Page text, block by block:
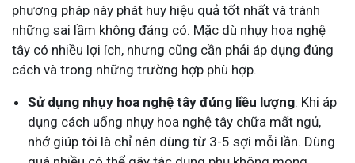
phương pháp này phát huy hiệu quả tốt nhất và tránh
những sai lầm không đáng có. Mặc dù nhụy hoa nghệ
tây có nhiều lợi ích, nhưng cũng cần phải áp dụng đúng
cách và trong những trường hợp phù hợp.
Sử dụng nhụy hoa nghệ tây đúng liều lượng: Khi áp
dụng cách uống nhụy hoa nghệ tây chữa mất ngủ,
nhớ giúp tôi là chỉ nên dùng từ 3-5 sợi mỗi lần. Dùng